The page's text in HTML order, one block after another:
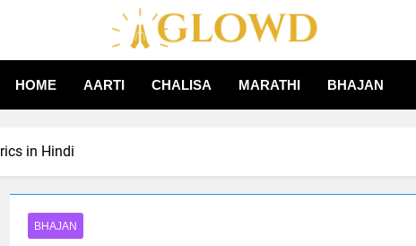
Aglowd – Bhajan,
Hindi
HOME AARTI CHALISA MARATHI BHAJAN
in Hindi
BHAJAN